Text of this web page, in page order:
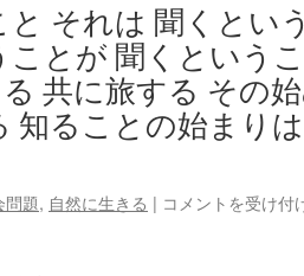
ら
し
く！
真
の
自
あ
と それは 聞くと
ことが 聞くという
共に旅する その
知ることの始まり
問題, 自然に生きる | 聞
コメントを受け付